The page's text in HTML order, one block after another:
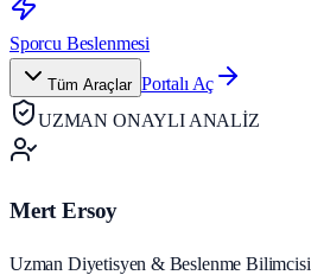
Sporcu Beslenmesi
Tüm Araçlar Portalı Aç
UZMAN ONAYLI ANALİZ
Mert Ersoy
Uzman Diyetisyen & Beslenme Bilimcisi